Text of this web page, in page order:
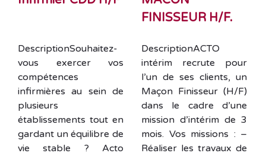
DescriptionSouhaitez-
vous exercer vos
compétences
infirmières au sein de
plusieurs
établissements tout en
gardant un équilibre de
vie stable ? Acto
FINISSEUR H/F.
DescriptionACTO
intérim recrute pour
l’un de ses clients, un
Maçon Finisseur (H/F)
dans le cadre d’une
mission d’intérim de 3
mois. Vos missions : –
Réaliser les travaux de